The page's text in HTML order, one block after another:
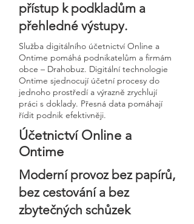
přístup k podkladům a
přehledné výstupy.
Služba digitálního účetnictví Online a
Ontime pomáhá podnikatelům a firmám
obce – Drahobuz. Digitální technologie
Ontime sjednocují účetní procesy do
jednoho prostředí a výrazně zrychlují
práci s doklady. Přesná data pomáhají
řídit podnik efektivněji.
Účetnictví Online a
Ontime
Moderní provoz bez papírů,
bez cestování a bez
zbytečných schůzek